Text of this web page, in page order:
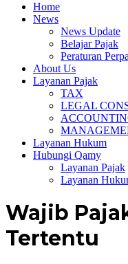
Home
News
News Update
Belajar Pajak
Peraturan
About Us
Layanan Pajak
TAX
LEGAL
Layanan Hukum
Hubungi Qamy
Layanan Pajak
Layanan
Wajib
Tertentu